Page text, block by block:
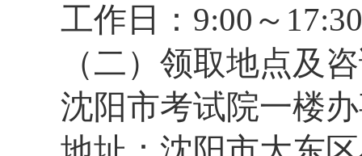
工作日：9:00～17:30
（二）领取地点及
沈阳市考试院一楼